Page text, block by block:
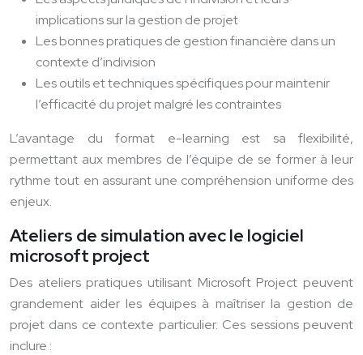
implications sur la gestion de projet
Les bonnes pratiques de gestion financière dans un
contexte d’indivision
Les outils et techniques spécifiques pour maintenir
l’efficacité du projet malgré les contraintes
L’avantage du format e-learning est sa flexibilité,
permettant aux membres de l’équipe de se former à leur
rythme tout en assurant une compréhension uniforme des
enjeux.
Ateliers de simulation avec le logiciel
microsoft project
Des ateliers pratiques utilisant Microsoft Project peuvent
grandement aider les équipes à maîtriser la gestion de
projet dans ce contexte particulier. Ces sessions peuvent
inclure :